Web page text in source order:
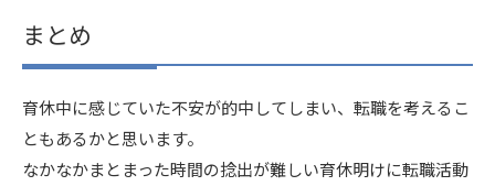
まとめ
育休中に感じていた不安が的中してしまい、転職を考えるこ
ともあるかと思います。
なかなかまとまった時間の捻出が難しい育休明けに転職活動